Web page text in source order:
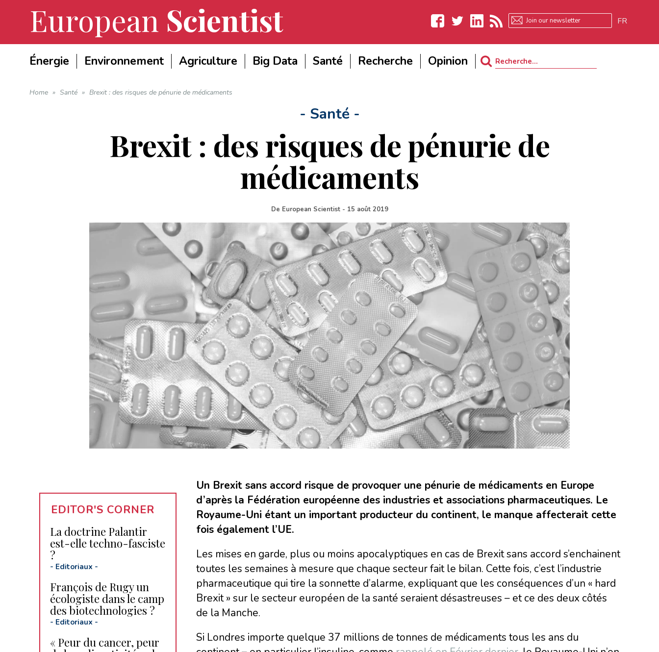
European Scientist
LinkedIn
FR
Énergie Environnement Agriculture Big Data Santé Recherche Opinion
Search
Home » Santé » Brexit : des risques de pénurie de médicaments
- Santé -
Brexit : des risques de pénurie de
médicaments
De European Scientist - 15 août 2019
Un Brexit sans accord risque de provoquer une pénurie de médicaments en Europe
d’après la Fédération européenne des industries et associations pharmaceutiques. Le
Royaume-Uni étant un important producteur du continent, le manque affecterait cette
fois également l’UE.
Les mises en garde, plus ou moins apocalyptiques en cas de Brexit sans accord s’enchainent
toutes les semaines à mesure que chaque secteur fait le bilan. Cette fois, c’est l’industrie
pharmaceutique qui tire la sonnette d’alarme, expliquant que les conséquences d’un « hard
Brexit » sur le secteur européen de la santé seraient désastreuses – et ce des deux côtés
de la Manche.
Si Londres importe quelque 37 millions de tonnes de médicaments tous les ans du
EDITOR'S CORNER
La doctrine Palantir
est-elle techno-fasciste
?
- Editoriaux -
François de Rugy un
écologiste dans le camp
des biotechnologies ?
- Editoriaux -
« Peur du cancer, peur